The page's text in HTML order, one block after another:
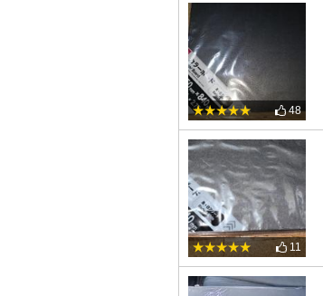
48
11